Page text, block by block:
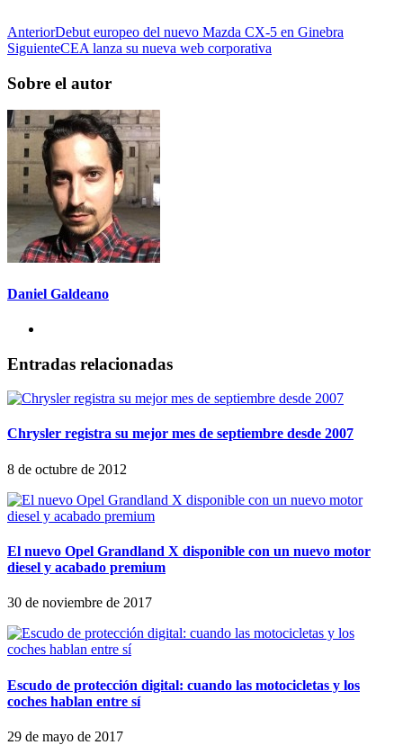
AnteriorDebut europeo del nuevo Mazda CX-5 en Ginebra
SiguienteCEA lanza su nueva web corporativa
Sobre el autor
Daniel Galdeano
Entradas relacionadas
Chrysler registra su mejor mes de septiembre desde 2007
8 de octubre de 2012
El nuevo Opel Grandland X disponible con un nuevo motor
diesel y acabado premium
30 de noviembre de 2017
Escudo de protección digital: cuando las motocicletas y los
coches hablan entre sí
29 de mayo de 2017